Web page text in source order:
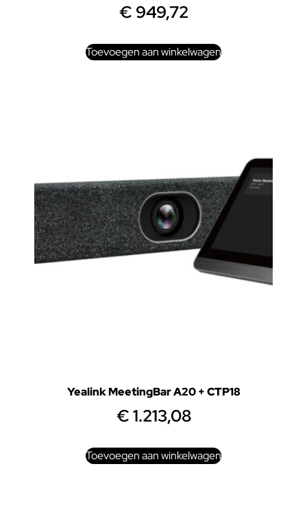
€ 949,72
Toevoegen aan winkelwagen
Yealink MeetingBar A20 + CTP18
€1.213,08
Toevoegen aan winkelwagen